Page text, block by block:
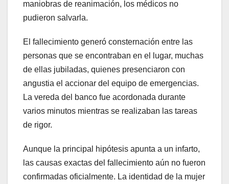
maniobras de reanimación, los médicos no
pudieron salvarla.
El fallecimiento generó consternación entre las
personas que se encontraban en el lugar, muchas
de ellas jubiladas, quienes presenciaron con
angustia el accionar del equipo de emergencias.
La vereda del banco fue acordonada durante
varios minutos mientras se realizaban las tareas
de rigor.
Aunque la principal hipótesis apunta a un infarto,
las causas exactas del fallecimiento aún no fueron
confirmadas oficialmente. La identidad de la mujer